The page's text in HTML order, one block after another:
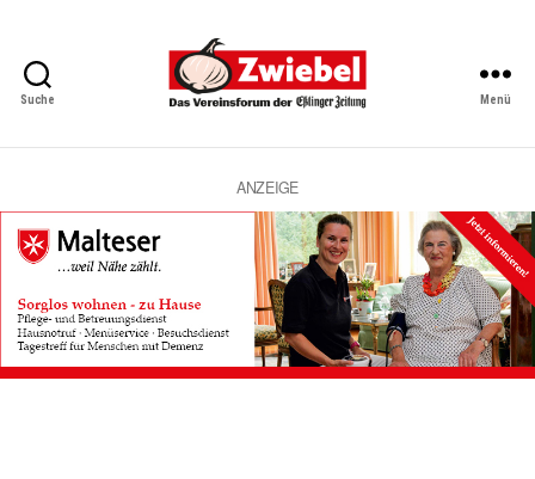
Suche
Vereinsforum
Eßlinger
Zeitung
Menü
ANZEIGE